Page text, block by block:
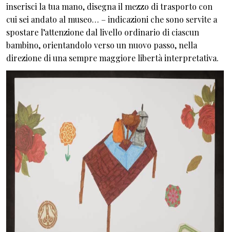
inserisci la tua mano, disegna il mezzo di trasporto con
cui sei andato al museo… – indicazioni che sono servite a
spostare l’attenzione dal livello ordinario di ciascun
bambino, orientandolo verso un nuovo passo, nella
direzione di una sempre maggiore libertà interpretativa.